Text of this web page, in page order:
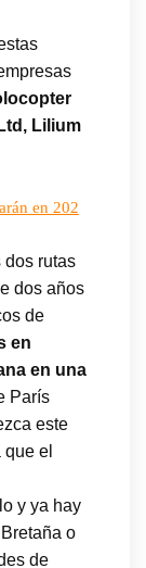
Lilium
en 202
dos rutas
dos años
de
en
en una
París
este
el
y ya hay
o
de